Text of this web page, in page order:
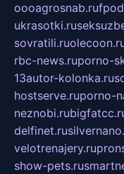
oooagrosnab.ru
ukrasotki.ru
sovratili.ru
rbc-news.ruporno-
13autor-kolonka.ru
hostserve.ruporno-
neznobi.ru
delfinet.ru
velotrenajery.ru
show-pets.ru